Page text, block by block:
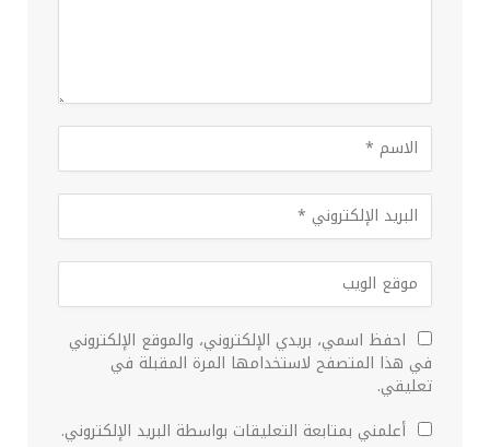
احفظ اسمي، بريدي الإلكتروني، والموقع الإلكتروني
في هذا المتصفح لاستخدامها المرة المقبلة في
تعليقي.
أعلمني بمتابعة التعليقات بواسطة البريد الإلكتروني.